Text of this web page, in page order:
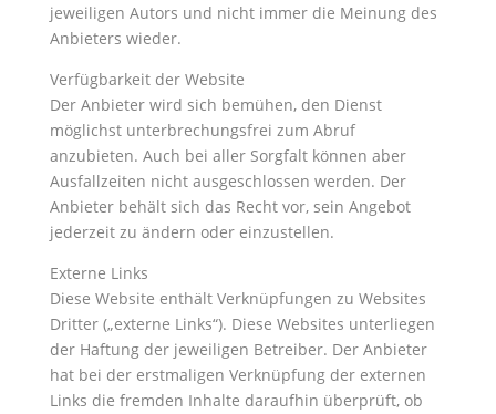
jeweiligen Autors und nicht immer die Meinung des
Anbieters wieder.
Verfügbarkeit der Website
Der Anbieter wird sich bemühen, den Dienst
möglichst unterbrechungsfrei zum Abruf
anzubieten. Auch bei aller Sorgfalt können aber
Ausfallzeiten nicht ausgeschlossen werden. Der
Anbieter behält sich das Recht vor, sein Angebot
jederzeit zu ändern oder einzustellen.
Externe Links
Diese Website enthält Verknüpfungen zu Websites
Dritter („externe Links“). Diese Websites unterliegen
der Haftung der jeweiligen Betreiber. Der Anbieter
hat bei der erstmaligen Verknüpfung der externen
Links die fremden Inhalte daraufhin überprüft, ob